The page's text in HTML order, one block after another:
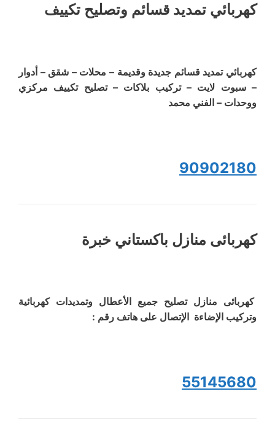
كهربائي تمديد قسائم وتصليح تكييف
كهربائي تمديد قسائم جديدة وقديمة – محلات – شقق – أدوار
– سبوت لايت – تركيب بلاكات – تصليح تكييف مركزي
ووحدات – الفني محمد
90902180
كهربائى منازل باكستاني خبرة
كهربائى منازل تصليح جميع الأعطال وتمديدات كهربائية
وتركيب الإضاءة الإتصال على هاتف رقم :
55145680